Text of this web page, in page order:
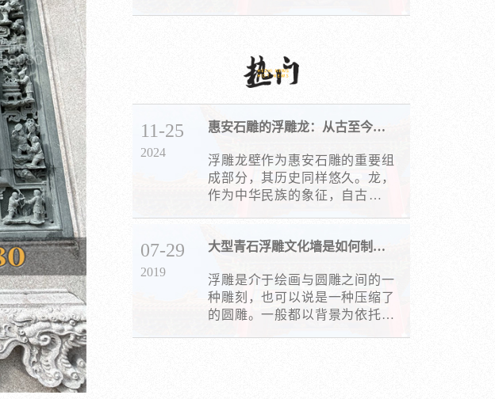
11-25
2024
惠安石雕的浮雕龙：从古至今的艺术魅力
浮雕龙壁作为惠安石雕的重要组
成部分，其历史同样悠久。龙，
作为中华民族的象征，自古以来
07-29
2019
大型青石浮雕文化墙是如何制作以及用途
浮雕是介于绘画与圆雕之间的一
种雕刻，也可以说是一种压缩了
的圆雕。一般都以背景为依托，